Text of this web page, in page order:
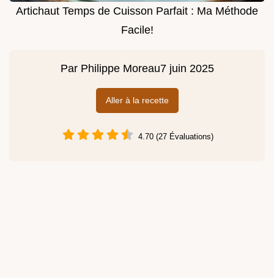
Artichaut Temps de Cuisson Parfait : Ma Méthode
Facile!
Par Philippe Moreau7 juin 2025
Aller à la recette
4.70 (27 Évaluations)